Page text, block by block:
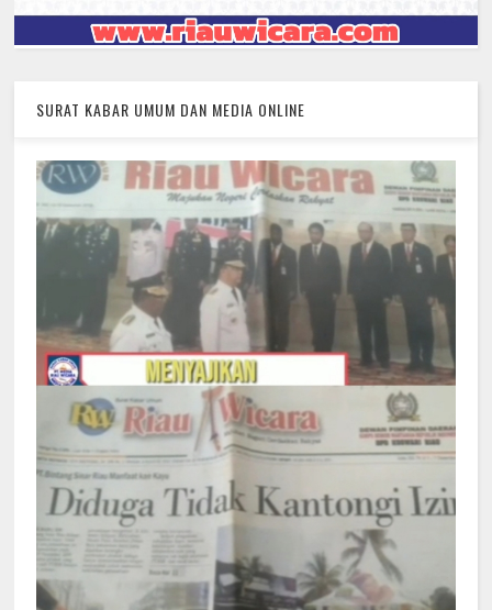
SURAT KABAR UMUM DAN MEDIA ONLINE